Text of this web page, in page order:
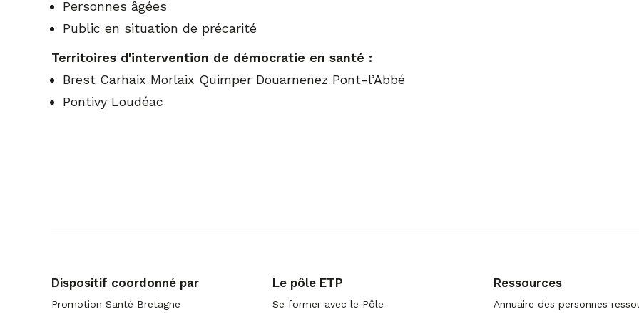
Personnes âgées
Public en situation de précarité
Territoires d'intervention de démocratie en santé :
Brest Carhaix Morlaix Quimper Douarnenez Pont-l’Abbé
Pontivy Loudéac
Dispositif coordonné par
Promotion Santé Bretagne
Le pôle ETP
Se former avec le Pôle
Ressources
Annuaire des personnes